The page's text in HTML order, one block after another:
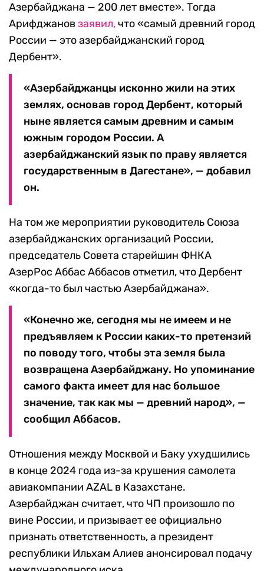
Азербайджана — 200 лет вместе». Тогда
Арифджанов заявил,что «самый древний город
России — это азербайджанский город
Дербент».
«Азербайджанцы исконно жили на этих
землях, основав город Дербент, который
ныне является самым древним и самым
южным городом России. А
азербайджанский язык по праву является
государственным в Дагестане», — добавил
он.
На том же мероприятии руководитель Союза
азербайджанских организаций России,
председатель Совета старейшин ФНКА
АзерРос Аббас Аббасов отметил, что Дербент
«когда-то был частью Азербайджана».
«Конечно же, сегодня мы не имеем и не
предъявляем к России каких-то претензий
по поводу того, чтобы эта земля была
возвращена Азербайджану. Но упоминание
самого факта имеет для нас большое
значение, так как мы — древний народ», —
сообщил Аббасов.
Отношения между Москвой и Баку ухудшились
в конце 2024 года из-за крушения самолета
авиакомпании AZAL в Казахстане.
Азербайджан считает, что ЧП произошло по
вине России, и призывает ее официально
признать ответственность, а президент
республики Ильхам Алиев анонсировал подачу